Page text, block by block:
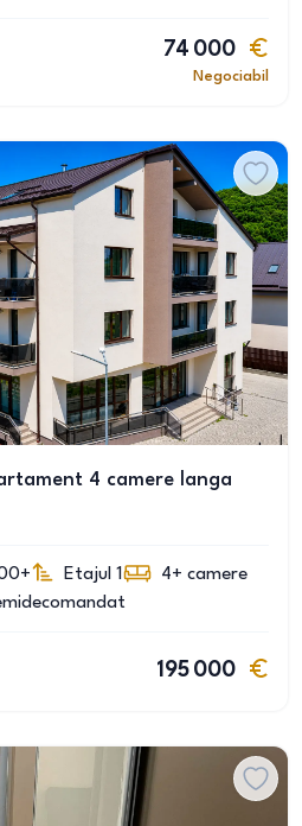
74 000
Negociabil
4 camere langa
Etajul 1 4+ camere
195 000